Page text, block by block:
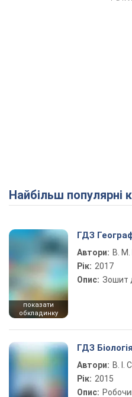
Найбільш популярні
показати
обкладинку
ГДЗ
Автори: В. М.
Рік: 2017
Опис: Зошит
ГДЗ
Автори: В. І.
Рік: 2015
Опис: